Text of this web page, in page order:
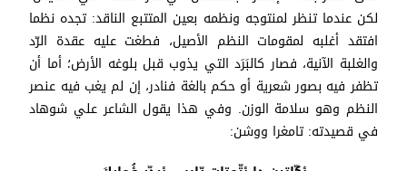
لكن عندما تنظر لمنتوجه ونظمه بعين المتتبع الناقد: تجده نظما
افتقد أغلبه لمقومات النظم الأصيل، فطغت عليه عقدة الرّد
والغلبة الآنية، فصار كالبَرَد التي يذوب قبل بلوغه الأرض؛ أما أن
تظفر فيه بصور شعرية أو حكم بالغة فنادر، إن لم يغب فيه عنصر
النظم وهو سلامة الوزن. وفي هذا يقول الشاعر علي شوهاد
في قصيدته: تامغرا ووشن: